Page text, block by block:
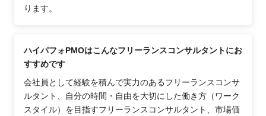
ります。
ハイパフォPMOはこんなフリーランスコンサルタントにお
すすめです
会社員として経験を積んで実力のあるフリーランスコンサ
ルタント、自分の時間・自由を大切にした働き方（ワーク
スタイル）を目指すフリーランスコンサルタント、市場価